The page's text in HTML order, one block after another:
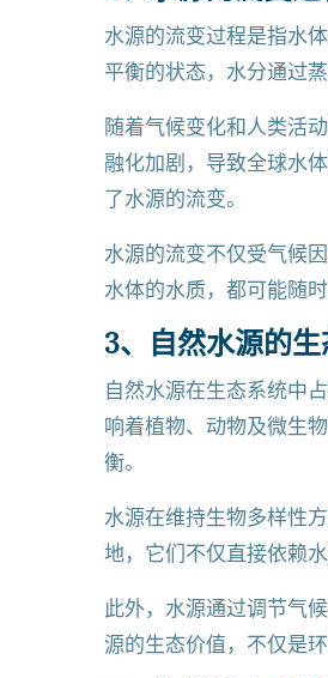
水源的流变过程是指水
平衡的状态，水分通过
随着气候变化和人类活
融化加剧，导致全球水
了水源的流变。
水源的流变不仅受气候
水体的水质，都可能随
3、自然水源的
自然水源在生态系统中
响着植物、动物及微生
衡。
水源在维持生物多样性
地，它们不仅直接依赖
此外，水源通过调节气
源的生态价值，不仅是